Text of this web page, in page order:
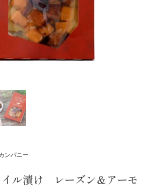
ンパニー
イル漬け レーズン＆アーモ